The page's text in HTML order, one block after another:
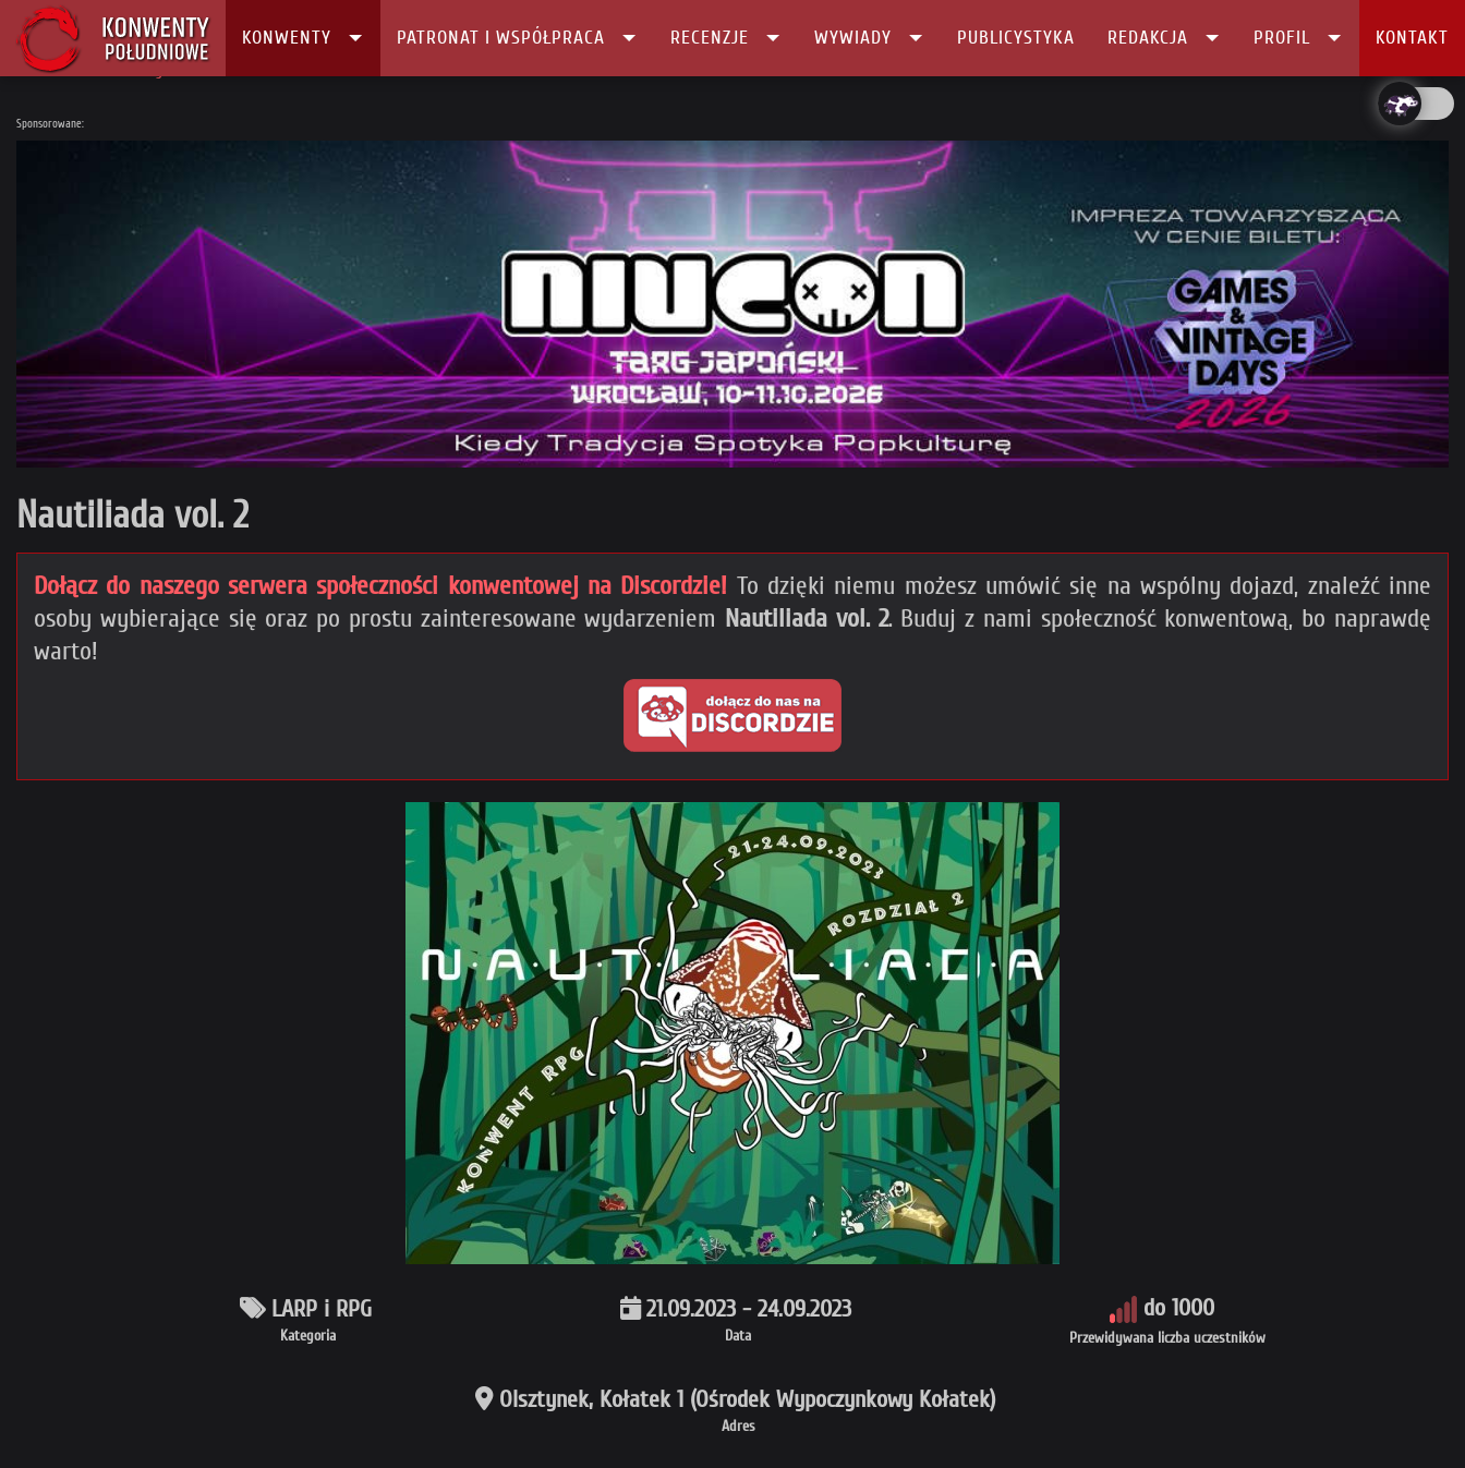
KONWENTY PATRONAT I WSPÓŁPRACA RECENZJE WYWIADY PUBLICYSTYKA REDAKCJA PROFIL KONTAKT
Główna
Sponsorowane:
Nautiliada vol. 2
Dołącz do naszego serwera społeczności konwentowej na Discordzie! To dzięki niemu możesz umówić się na wspólny dojazd, znaleźć inne
osoby wybierające się oraz po prostu zainteresowane wydarzeniem Nautiliada vol. 2. Buduj z nami społeczność konwentową, bo naprawdę
warto!
Kategoria
LARP i RPG
Data
21.09.2023 - 24.09.2023
Przewidywana liczba uczestników
do 1000
Adres
Olsztynek, Kołatek 1 (Ośrodek Wypoczynkowy Kołatek)